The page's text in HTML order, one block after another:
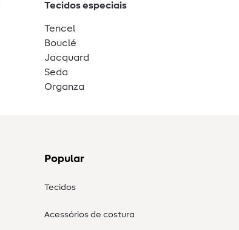
Tecidos especiais
Tencel
Bouclé
Jacquard
Seda
Organza
Popular
Tecidos
Acessórios de costura